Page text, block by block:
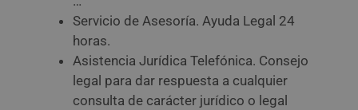
Servicio de Asesoría. Ayuda Legal 24
horas.
Asistencia Jurídica Telefónica. Consejo
legal para dar respuesta a cualquier
consulta de carácter jurídico o legal